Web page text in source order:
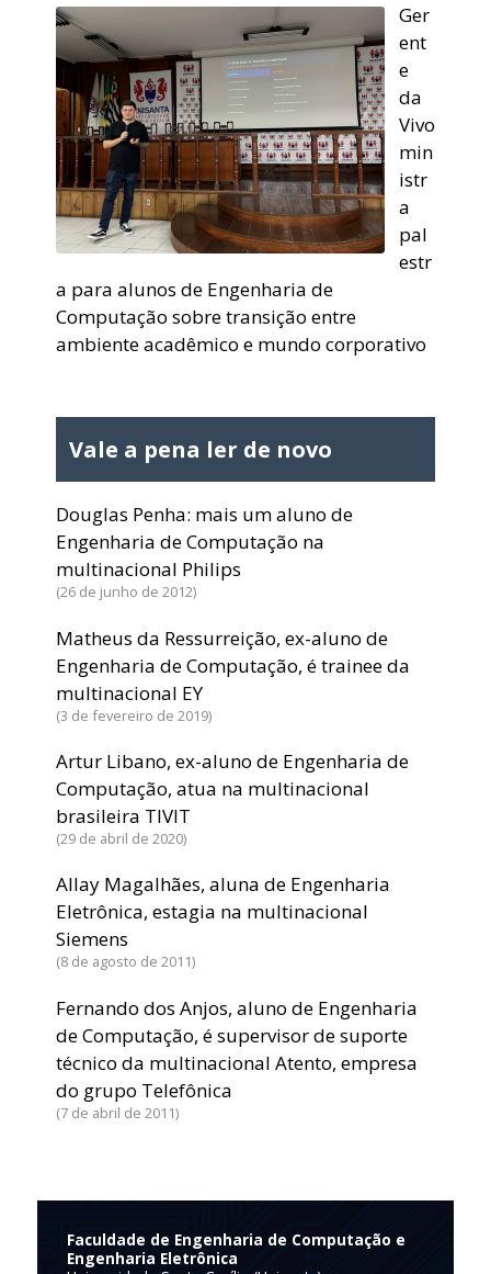
Ger
ent
e
da
Vivo
min
istr
a
pal
estr
a para alunos de Engenharia de
Computação sobre transição entre
ambiente acadêmico e mundo corporativo
Vale a pena ler de novo
Douglas Penha: mais um aluno de
Engenharia de Computação na
multinacional Philips
26 de junho de 2012
Matheus da Ressurreição, ex-aluno de
Engenharia de Computação, é trainee da
multinacional EY
3 de fevereiro de 2019
Artur Libano, ex-aluno de Engenharia de
Computação, atua na multinacional
brasileira TIVIT
29 de abril de 2020
Allay Magalhães, aluna de Engenharia
Eletrônica, estagia na multinacional
Siemens
8 de agosto de 2011
Fernando dos Anjos, aluno de Engenharia
de Computação, é supervisor de suporte
técnico da multinacional Atento, empresa
do grupo Telefônica
7 de abril de 2011
Faculdade de Engenharia de Computação e
Engenharia Eletrônica